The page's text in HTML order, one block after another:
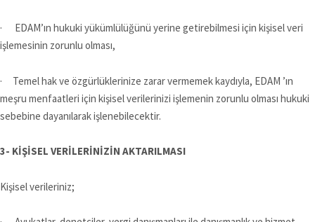
· EDAM’ın hukuki yükümlülüğünü yerine getirebilmesi için kişisel veri
işlemesinin zorunlu olması,
· Temel hak ve özgürlüklerinize zarar vermemek kaydıyla, EDAM ’ın
meşru menfaatleri için kişisel verilerinizi işlemenin zorunlu olması hukuki
sebebine dayanılarak işlenebilecektir.
3- KİŞİSEL VERİLERİNİZİN AKTARILMASI
Kişisel verileriniz;